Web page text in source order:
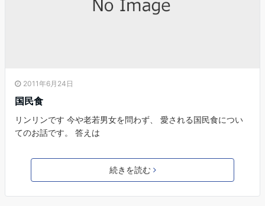
2011年6月24日
国民食
リンリンです 今や老若男女を問わず、 愛される国民食につい
てのお話です。 答えは
続きを読む